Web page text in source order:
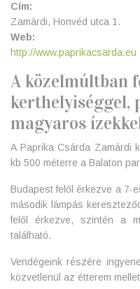
Cím:
Zamárdi, Honvéd utca 1.
Web:
http://www.paprikacsarda.eu
A közelmúltban
kerthelyiséggel,
magyaros
A Paprika Csárda Zamárdi
kb 500 méterre a Balaton
Budapest felől érkezve a 7-
második lámpás
felől érkezve, szintén a
található.
Vendégeink részére
közvetlenül az étterem